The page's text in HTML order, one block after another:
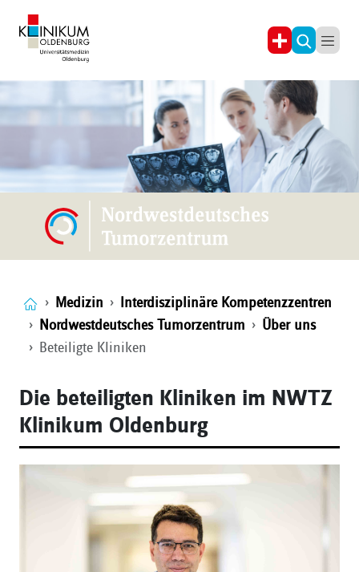
Medizin
Interdisziplinäre Kompetenzzentren
Nordwestdeutsches Tumorzentrum
Über uns
Beteiligte Kliniken
Die beteiligten Kliniken im NWTZ
Klinikum Oldenburg